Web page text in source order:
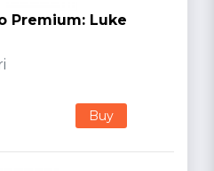
Premium: Luke
Buy